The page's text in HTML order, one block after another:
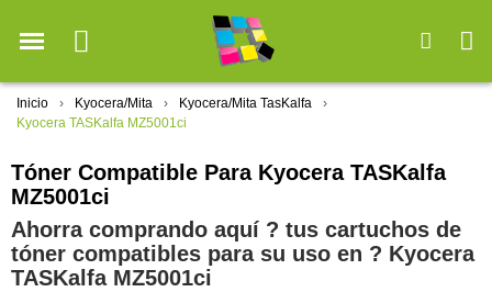
Inicio Kyocera/Mita
Kyocera/Mita TasKalfa
Kyocera TASKalfa MZ5001ci
Tóner Compatible Para Kyocera TASKalfa
MZ5001ci
Ahorra comprando aquí ? tus cartuchos de
tóner compatibles para su uso en ?️ Kyocera
TASKalfa MZ5001ci